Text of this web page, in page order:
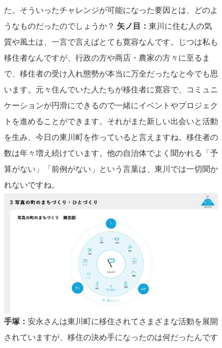
た。そういったチャレンジが可能になった要因とは、どのよ
うなものだったのでしょうか？ 矢ノ目： 東川に住む人の気
質や風土は、一言で言えばとても寛容なんです。じつは私も
移住者なんですが、行政の方や商店・農家の方々に至るま
で、移住者の受け入れ態勢が本当に万全だったなと今でも思
います。元々住んでいた人たちが移住者に寛容で、コミュニ
ケーションが円滑にできるので一緒にイベントやプロジェク
トを進めることができます。それがまた新しい出会いと活動
を生み、今日の東川町を作っていると言えますね。移住者の
数は年々増え続けています。他の自治体でよく聞かれる「予
算がない」「前例がない」という言葉は、東川では一切聞か
れないですね。
手塚： 安永さんは東川町に移住されてさまざまな活動を展開
されていますが、移住の決め手になったのは何だったんです